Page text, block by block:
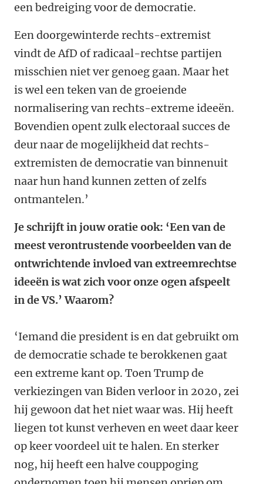
een bedreiging voor de democratie.
Een doorgewinterde rechts-extremist
vindt de AfD of radicaal-rechtse partijen
misschien niet ver genoeg gaan. Maar het
is wel een teken van de groeiende
normalisering van rechts-extreme ideeën.
Bovendien opent zulk electoraal succes de
deur naar de mogelijkheid dat rechts-
extremisten de democratie van binnenuit
naar hun hand kunnen zetten of zelfs
ontmantelen.’
Je schrijft in jouw oratie ook: ‘Een van de
meest verontrustende voorbeelden van de
ontwrichtende invloed van extreemrechtse
ideeën is wat zich voor onze ogen afspeelt
in de VS.’ Waarom?
‘Iemand die president is en dat gebruikt om
de democratie schade te berokkenen gaat
een extreme kant op. Toen Trump de
verkiezingen van Biden verloor in 2020, zei
hij gewoon dat het niet waar was. Hij heeft
liegen tot kunst verheven en weet daar keer
op keer voordeel uit te halen. En sterker
nog, hij heeft een halve couppoging